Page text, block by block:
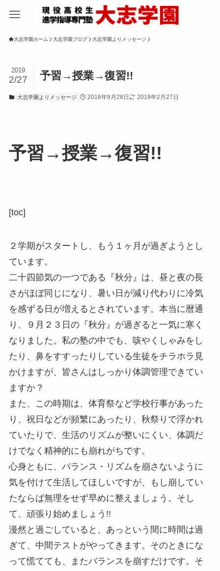
大志学園ホーム 大志学園ブログ 大志学園よりメッセージ
予習→授業→復習!!
2019
2/27
大志学園よりメッセージ 2016年9月28日 2019年2月27日
予習→授業→復習!!
[toc]
２学期がスタートし、もう１ヶ月が過ぎようとし
ています。
二十四節気の一つである『秋分』は、昼と夜の長
さがほぼ同じになり、暑い日が減り代わりに冷気
を感ずる日が増えるとされています。本当に暦通
り、９月２３日の『秋分』が過ぎると一気に寒く
なりました。私の塾の中でも、咳やくしゃみをし
たり、鼻をすすったりしている生徒をチラホラ見
かけますが、皆さんはしっかり体調管理できてい
ますか？
また、この時期は、体育祭など学校行事があった
り、祝日などが頻繁にあったり、秋祭りで浮かれ
ていたりで、生活のリズムが整いにくい、体調だ
けでなく精神的にも崩れがちです。
心身ともに、バランス・リズムを崩さないように
気を付けて生活してほしいですが、もし崩してい
たならば無理をせず早めに整えましょう。そし
て、頑張り始めましょう!!
漫然と過ごしていると、あっという間に時間は過
ぎて、中間テストがやってきます。そのときにな
って慌てても、またバランスを崩すだけです。そ